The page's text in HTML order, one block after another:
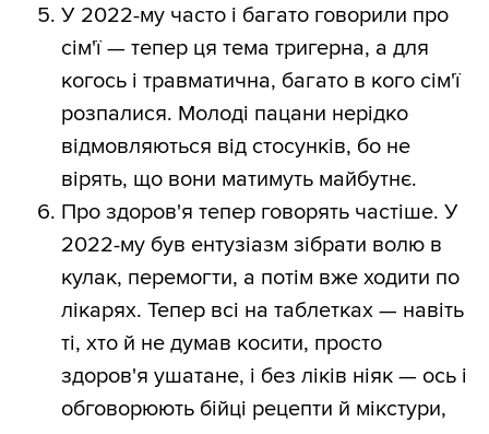
У 2022-му часто і багато говорили про
сім'ї — тепер ця тема тригерна, а для
когось і травматична, багато в кого сім'ї
розпалися. Молоді пацани нерідко
відмовляються від стосунків, бо не
вірять, що вони матимуть майбутнє.
Про здоров'я тепер говорять частіше. У
2022-му був ентузіазм зібрати волю в
кулак, перемогти, а потім вже ходити по
лікарях. Тепер всі на таблетках — навіть
ті, хто й не думав косити, просто
здоров'я ушатане, і без ліків ніяк — ось і
обговорюють бійці рецепти й мікстури,